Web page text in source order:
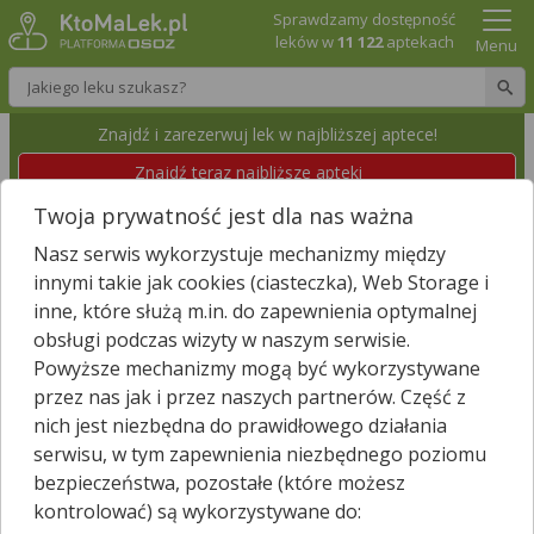
Wpisz nazwę leku
Sprawdzamy dostępność
leków w11 122aptekach Menu
Znajdź i zarezerwuj lek w najbliższej aptece!
Znajdź teraz najbliższe apteki
APTEKA OMEGA
Sanok, Lipińskiego 16 Wyświetl numer
Id apteki: 880 400
Zamknięta, zapraszamy jutro(08:00 – 16:00)
Znajdź leki w okolicy i zarezerwuj
Godziny otwarcia
Twoja prywatność jest dla nas ważna
Nasz serwis wykorzystuje mechanizmy między
innymi takie jak cookies (ciasteczka), Web Storage i
inne, które służą m.in. do zapewnienia optymalnej
obsługi podczas wizyty w naszym serwisie.
Powyższe mechanizmy mogą być wykorzystywane
przez nas jak i przez naszych partnerów. Część z
nich jest niezbędna do prawidłowego działania
serwisu, w tym zapewnienia niezbędnego poziomu
bezpieczeństwa, pozostałe (które możesz
kontrolować) są wykorzystywane do: